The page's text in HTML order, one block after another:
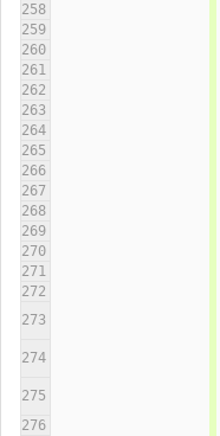
258
259
260
261
262
263
264
265
266
267
268
269
270
271
272
273
274
275
276